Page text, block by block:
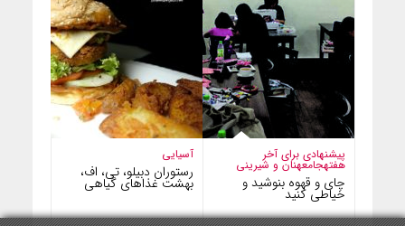
آسیایی
رستوران دبیلو، تی، اف،
بهشت غذاهای گیاهی
پیشنهادی برای آخر
هفتهجامعهنان و شیرینی
چای و قهوه بنوشید و
خیاطی کنید